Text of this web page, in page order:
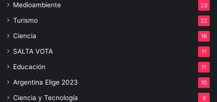
Medioambiente 23
Turismo 22
Ciencia 16
SALTA VOTA 11
Educación 11
Argentina Elige 2023 10
Ciencia y Tecnología 9